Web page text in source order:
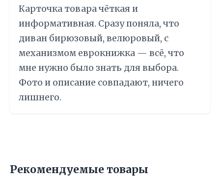
Карточка товара чёткая и
информативная. Сразу поняла, что
диван бирюзовый, велюровый, с
механизмом еврокнижка — всё, что
мне нужно было знать для выбора.
Фото и описание совпадают, ничего
лишнего.
Рекомендуемые товары